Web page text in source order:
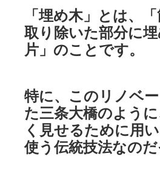
「埋め木」とは、
取り除いた部分に
片」のことです。
特に、このリノベ
た三条大橋のよう
く見せるために用
使う伝統技法なのだ